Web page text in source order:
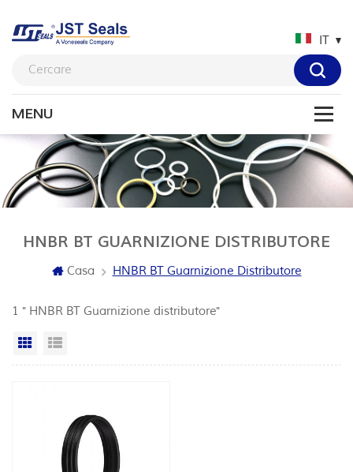
IT
HNBR BT GUARNIZIONE DISTRIBUTORE
Casa HNBR BT Guarnizione Distributore
1 " HNBR BT Guarnizione distributore"
Vista a griglia